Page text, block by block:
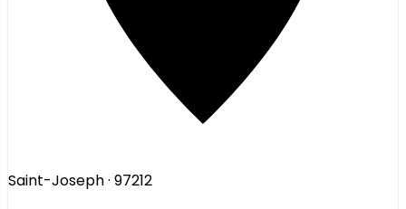
Saint-Joseph· 97212